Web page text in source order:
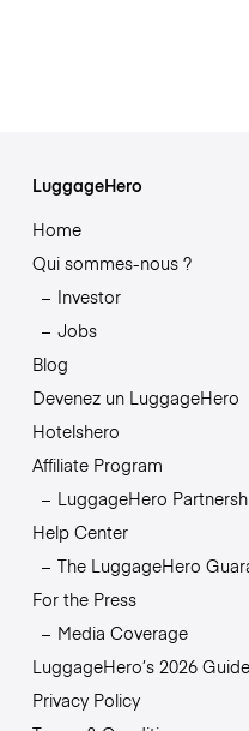
LuggageHero
Home
Qui sommes-nous ?
Investor
Jobs
Blog
Devenez un LuggageHero
Hotelshero
Affiliate Program
LuggageHero
Help Center
The LuggageHero
For the Press
Media Coverage
LuggageHero’s 2026
Privacy Policy